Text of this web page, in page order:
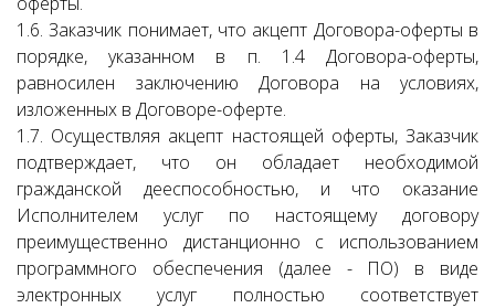
1.6. Заказчик понимает, что акцепт Договора-оферты в
порядке, указанном в п. 1.4 Договора-оферты,
равносилен заключению Договора на условиях,
изложенных в Договоре-оферте.
1.7. Осуществляя акцепт настоящей оферты, Заказчик
подтверждает, что он обладает необходимой
гражданской дееспособностью, и что оказание
Исполнителем услуг по настоящему договору
преимущественно дистанционно с использованием
программного обеспечения (далее - ПО) в виде
электронных услуг полностью соответствует